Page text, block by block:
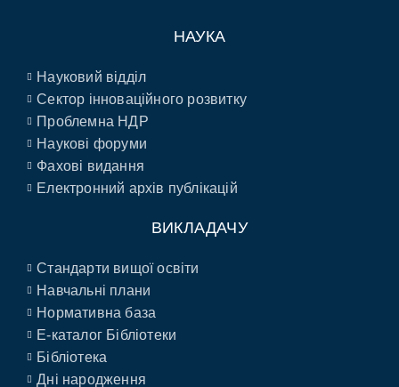
НАУКА
Науковий відділ
Сектор інноваційного розвитку
Проблемна НДР
Наукові форуми
Фахові видання
Електронний архів публікацій
ВИКЛАДАЧУ
Стандарти вищої освіти
Навчальні плани
Нормативна база
E-каталог Бібліотеки
Бібліотека
Дні народження